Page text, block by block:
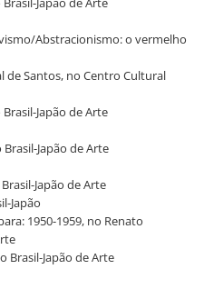
Abstracionismo: o vermelho
de Santos, no Centro Cultural
Brasil-Japão de Arte
Brasil-Japão de Arte
Japão de Arte
Japão
1950-1959, no Renato
Brasil-Japão de Arte